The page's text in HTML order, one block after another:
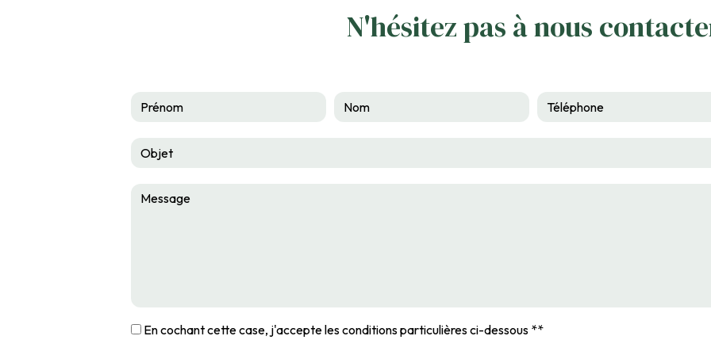
N'hésitez pas à nous
En cochant cette case, j'accepte les conditions particulières ci-dessous **